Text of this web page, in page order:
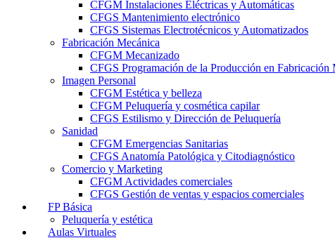
CFGM Instalaciones Eléctricas y Automáticas
CFGS Mantenimiento electrónico
CFGS Sistemas Electrotécnicos y Automatizados
Fabricación Mecánica
CFGM Mecanizado
CFGS Programación de la Producción en Fabricación
Imagen Personal
CFGM Estética y belleza
CFGM Peluquería y cosmética capilar
CFGS Estilismo y Dirección de Peluquería
Sanidad
CFGM Emergencias Sanitarias
CFGS Anatomía Patológica y Citodiagnóstico
Comercio y Marketing
CFGM Actividades comerciales
CFGS Gestión de ventas y espacios comerciales
FP Básica
Peluquería y estética
Aulas Virtuales